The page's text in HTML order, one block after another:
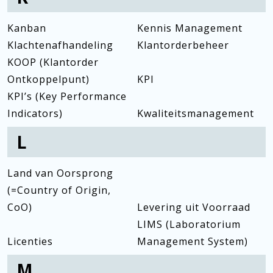
Kanban
Kennis Management
Klachtenafhandeling
Klantorderbeheer
KOOP (Klantorder
Ontkoppelpunt)
KPI
KPI’s (Key Performance
Indicators)
Kwaliteitsmanagement
L
Land van Oorsprong
(=Country of Origin,
CoO)
Levering uit Voorraad
Licenties
LIMS (Laboratorium
Management System)